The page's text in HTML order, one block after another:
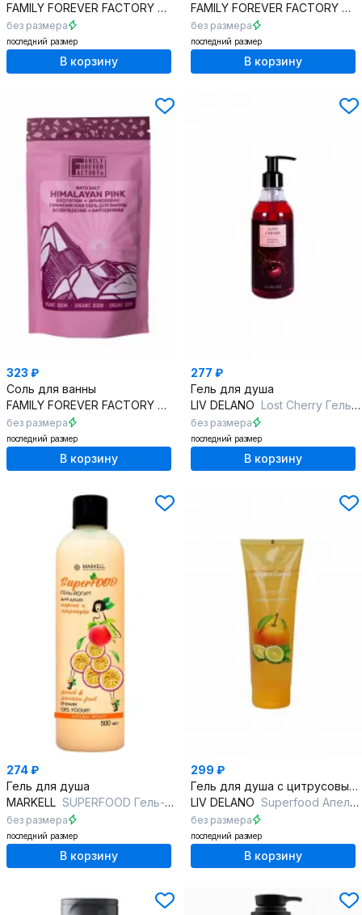
FAMILY FOREVER FACTORYOrganic Boom Соль Мертвого
без размера
последний размер
В корзину
FAMILY FOREVER FACTORY
без размера
последний размер
В корзину
323 ₽
Соль для ванны
FAMILY FOREVER FACTORYOrganic Boom Гималайская соль
без размера
последний размер
В корзину
277 ₽
Гель для душа
LIV DELANO Lost Cherry Гель для душа парфюмированный
без размера
последний размер
В корзину
274 ₽
Гель для душа
MARKELL SUPERFOOD Гель-йогурт для душа персик и маракуя
без размера
последний размер
В корзину
299 ₽
Гель для душа с цитрусовым ароматом и витаминным комплексом
LIV DELANO Superfood Апельсин и Бергамот Гель для душа
без размера
последний размер
В корзину